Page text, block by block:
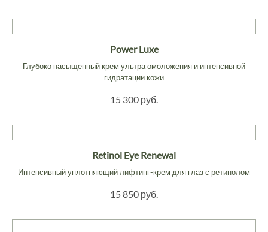
Power Luxe
Глубоко насыщенный крем ультра омоложения и интенсивной
гидратации кожи
15 300 руб.
Retinol Eye Renewal
Интенсивный уплотняющий лифтинг-крем для глаз с ретинолом
15 850 руб.